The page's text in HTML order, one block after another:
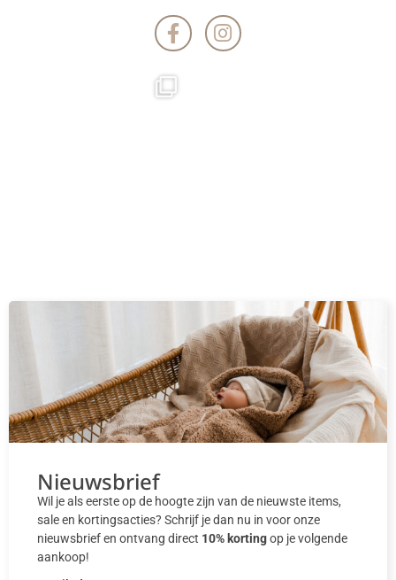
Nieuwsbrief
Wil je als eerste op de hoogte zijn van de nieuwste items,
sale en kortingsacties? Schrijf je dan nu in voor onze
nieuwsbrief en ontvang direct 10% kortingop je volgende
aankoop!